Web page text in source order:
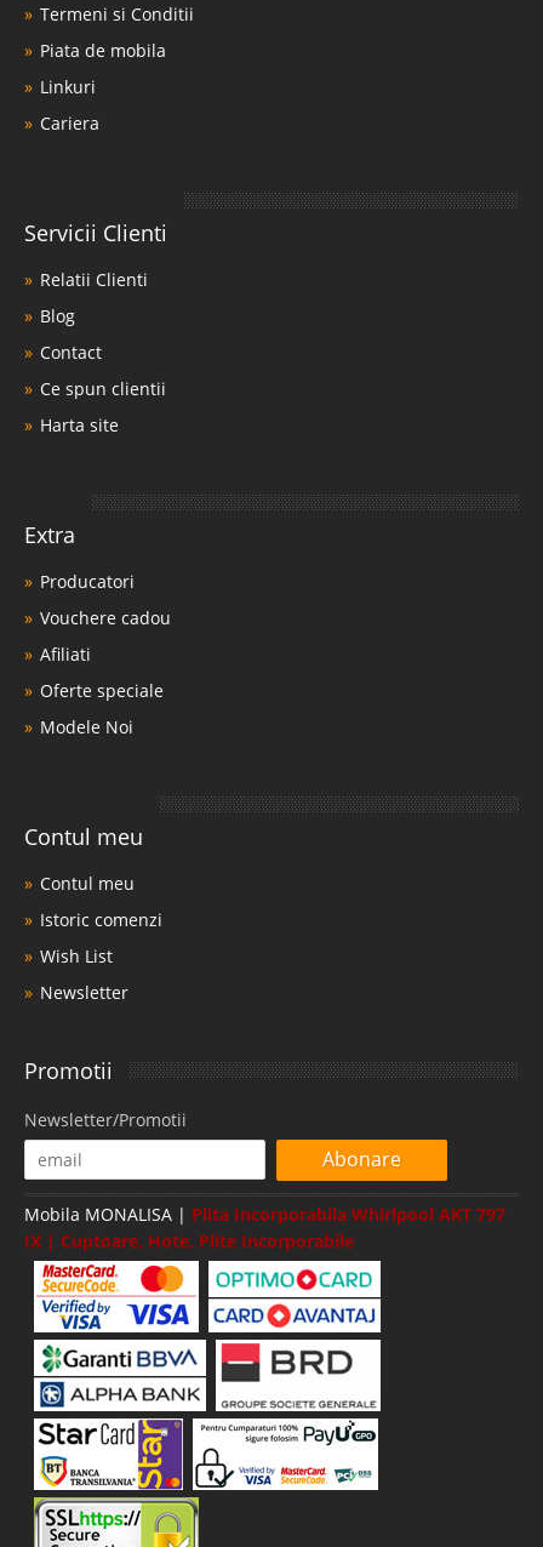
Termeni si Conditii
Piata de mobila
Linkuri
Cariera
Servicii Clienti
Relatii Clienti
Blog
Contact
Ce spun clientii
Harta site
Extra
Producatori
Vouchere cadou
Afiliati
Oferte speciale
Modele Noi
Contul meu
Contul meu
Istoric comenzi
Wish List
Newsletter
Promotii
Newsletter/Promotii
Abonare
Mobila MONALISA | Plita Incorporabila Whirlpool AKT 797
IX | Cuptoare, Hote, Plite Incorporabile